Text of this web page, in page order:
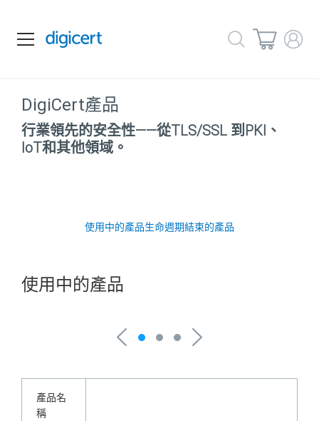
DigiCert產品
行業領先的安全性——從TLS/SSL 到PKI、
IoT和其他領域。
使用中的產品生命週期結束的產品
使用中的產品
產品名
稱